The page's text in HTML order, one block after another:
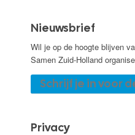
Nieuwsbrief
Wil je op de hoogte blijven
Samen Zuid-Holland
Schrijf je in voor
Privacy